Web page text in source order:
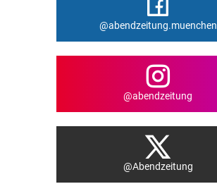
@abendzeitung.muenchen
@abendzeitung
@Abendzeitung